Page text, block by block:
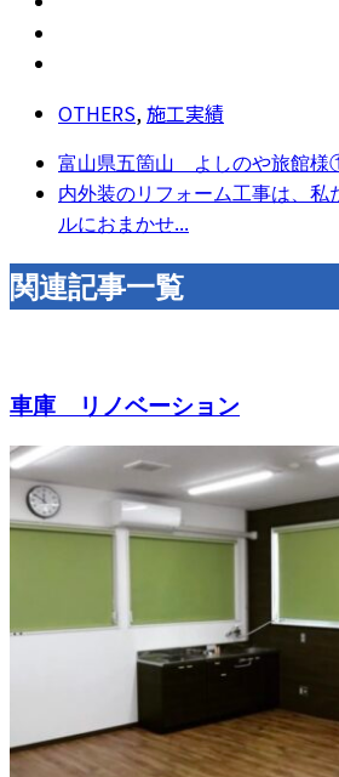
OTHERS,施工実績
富山県五箇山 よしのや旅館
内外装のリフォーム工事は、私
ルにおまかせ...
関連記事一覧
車庫 リノベーション